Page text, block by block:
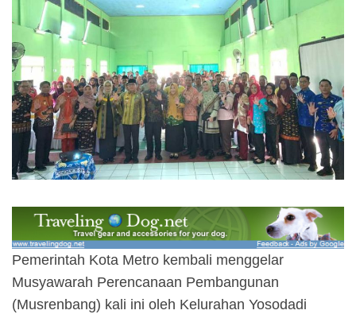
Pemerintah Kota Metro kembali menggelar
Musyawarah Perencanaan Pembangunan
(Musrenbang) kali ini oleh Kelurahan Yosodadi